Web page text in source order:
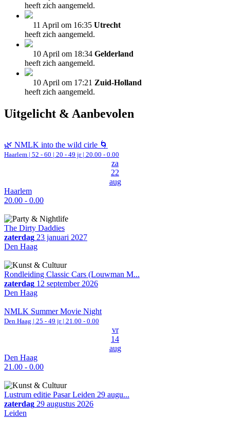
heeft zich aangemeld.
11 April om 16:35 Utrecht
heeft zich aangemeld.
10 April om 18:34 Gelderland
heeft zich aangemeld.
10 April om 17:21 Zuid-Holland
heeft zich aangemeld.
Uitgelicht & Aanbevolen
🌿 NMLK into the wild cirle 🌀
Haarlem | 52 - 60 | 20 - 49 jr | 20.00 - 0.00
za
22
aug
Haarlem
20.00 - 0.00
The Dirty Daddies
zaterdag 23 januari 2027
Den Haag
Rondleiding Classic Cars (Louwman M...
zaterdag 12 september 2026
Den Haag
NMLK Summer Movie Night
Den Haag | 25 - 49 jr | 21.00 - 0.00
vr
14
aug
Den Haag
21.00 - 0.00
Lustrum editie Pasar Leiden 29 augu...
zaterdag 29 augustus 2026
Leiden